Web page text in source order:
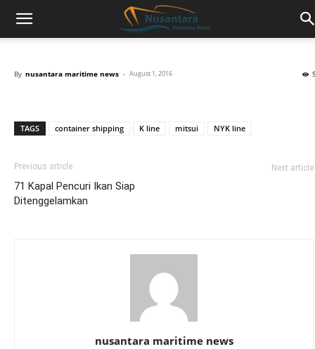
By nusantara maritime news - August 1, 2016
TAGS container shipping K line mitsui NYK line
Previous article
71 Kapal Pencuri Ikan Siap
Ditenggelamkan
Next article
nusantara maritime news